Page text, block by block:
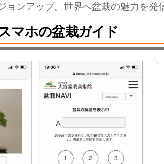
ンアップ。世界へ盆栽の魅力を発
マホの盆栽ガイド